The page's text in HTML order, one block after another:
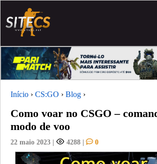
Início › CS:GO › Blog ›
Como voar no CSGO –
modo de voo
22 maio 2023 | 4288 | 0